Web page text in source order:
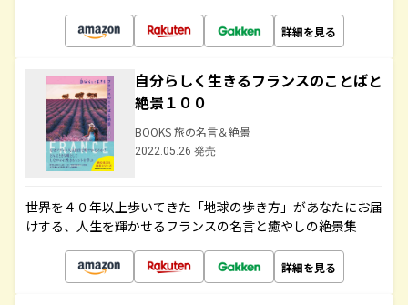
詳細を見る
自分らしく生きるフランスのことばと
絶景１００
BOOKS 旅の名言＆絶景
2022.05.26 発売
世界を４０年以上歩いてきた「地球の歩き方」があなたにお届
けする、人生を輝かせるフランスの名言と癒やしの絶景集
詳細を見る